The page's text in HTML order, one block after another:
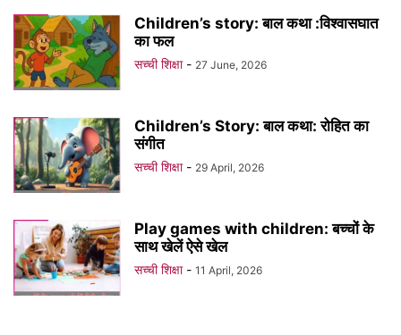
Children’s story: बाल कथा :विश्वासघात
का फल
सच्ची शिक्षा - 27 June, 2026
Children’s Story: बाल कथा: रोहित का
संगीत
सच्ची शिक्षा - 29 April, 2026
Play games with children: बच्चों के
साथ खेलें ऐसे खेल
सच्ची शिक्षा - 11 April, 2026